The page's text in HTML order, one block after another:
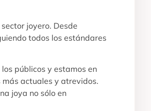
joyero. Desde
todos los estándares
públicos y estamos en
actuales y atrevidos.
joya no sólo en